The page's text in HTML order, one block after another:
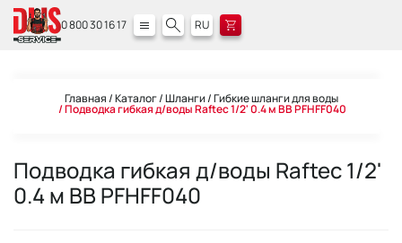
0 800 30 16 17 RU
Главная Каталог Шланги Гибкие шланги для воды
Подводка гибкая д/воды Raftec 1/2' 0.4 м ВВ PFHFF040
Подводка гибкая д/воды Raftec 1/2'
0.4 м ВВ PFHFF040